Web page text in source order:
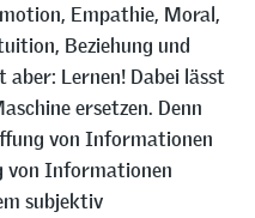
Empathie, Moral,
Beziehung und
aber: Lernen! Dabei lässt
ersetzen. Denn
von Informationen
von Informationen
subjektiv